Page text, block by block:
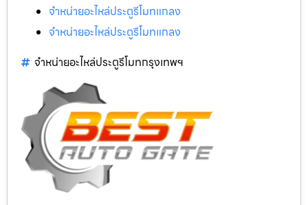
จำหน่ายอะไหล่ประตูรีโมทแกลง
จำหน่ายอะไหล่ประตูรีโมทแกลง
จำหน่ายอะไหล่ประตูรีโมทกรุงเทพฯ